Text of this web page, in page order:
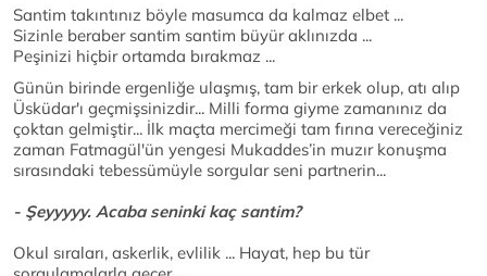
Santim takıntınız böyle masumca da kalmaz elbet ...
Sizinle beraber santim santim büyür aklınızda ...
Peşinizi hiçbir ortamda bırakmaz ...
Günün birinde ergenliğe ulaşmış, tam bir erkek olup, atı alıp
Üsküdar'ı geçmişsinizdir... Milli forma giyme zamanınız da
çoktan gelmiştir... İlk maçta mercimeği tam fırına vereceğiniz
zaman Fatmagül'ün yengesi Mukaddes’in muzır konuşma
sırasındaki tebessümüyle sorgular seni partnerin...
- Şeyyyyy. Acaba seninki kaç santim?
Okul sıraları, askerlik, evlilik ... Hayat, hep bu tür